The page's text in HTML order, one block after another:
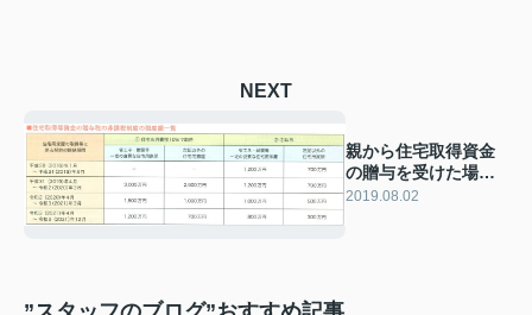
NEXT
親から住宅取得資金
の贈与を受けた場合
の贈与税の非課税枠
2019.08.02